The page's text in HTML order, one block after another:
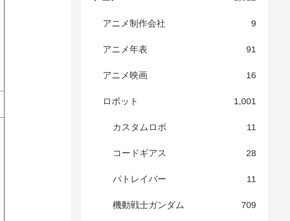
アニメ制作会社 9
アニメ年表 91
アニメ映画 16
ロボット 1,001
カスタムロボ 11
コードギアス 28
パトレイバー 11
機動戦士ガンダム 709